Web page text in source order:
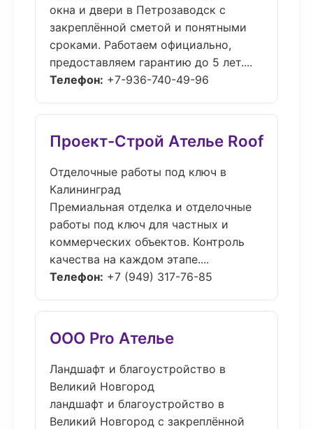
окна и двери в Петрозаводск с
закреплённой сметой и понятными
сроками. Работаем официально,
предоставляем гарантию до 5 лет....
Телефон: +7-936-740-49-96
Проект-Строй Ателье Roof
Отделочные работы под ключ в
Калининград
Премиальная отделка и отделочные
работы под ключ для частных и
коммерческих объектов. Контроль
качества на каждом этапе....
Телефон: +7 (949) 317-76-85
ООО Pro Ателье
Ландшафт и благоустройство в
Великий Новгород
ландшафт и благоустройство в
Великий Новгород с закреплённой